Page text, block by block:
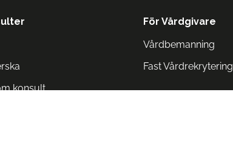
konsult
För Vårdgivare
Vårdbemanning
Fast Vårdrekrytering